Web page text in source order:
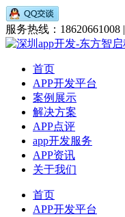
服务热线：18620661008 |
首页
APP开发平台
案例展示
解决方案
APP点评
app开发服务
APP资讯
关于我们
首页
APP开发平台